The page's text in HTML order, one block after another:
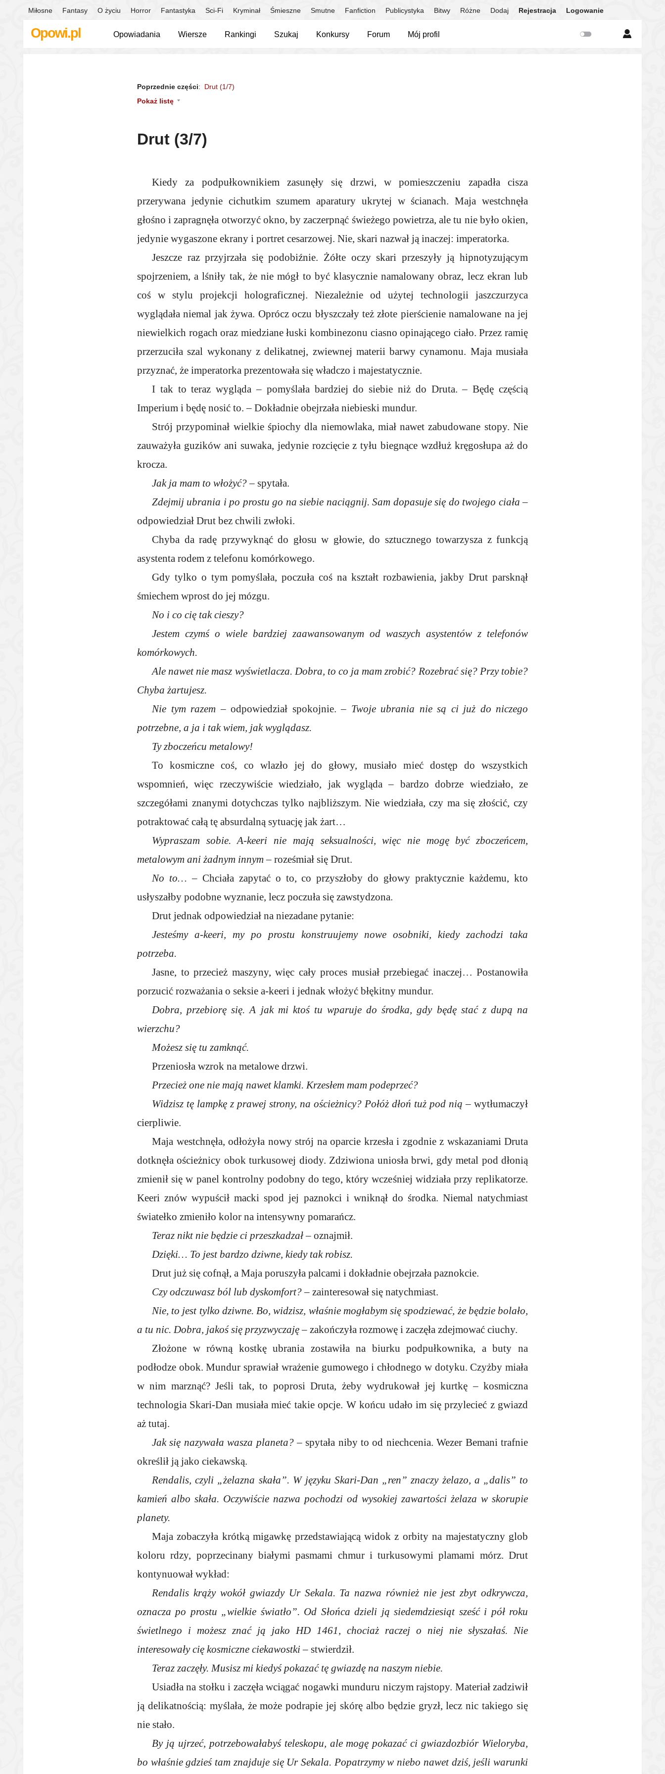
Miłosne Fantasy O życiu Horror Fantastyka Sci-Fi Kryminał Śmieszne Smutne Fanfiction Publicystyka Bitwy Różne Dodaj Rejestracja Logowanie
Opowi.pl Opowiadania Wiersze Rankingi Szukaj Konkursy Forum Mój profil
Poprzednie części: Drut (1/7)
Pokaż listę
Drut (3/7)
Kiedy za podpułkownikiem zasunęły się drzwi, w pomieszczeniu zapadła cisza
przerywana jedynie cichutkim szumem aparatury ukrytej w ścianach. Maja westchnęła
głośno i zapragnęła otworzyć okno, by zaczerpnąć świeżego powietrza, ale tu nie było okien,
jedynie wygaszone ekrany i portret cesarzowej. Nie, skari nazwał ją inaczej: imperatorka.
Jeszcze raz przyjrzała się podobiźnie. Żółte oczy skari przeszyły ją hipnotyzującym
spojrzeniem, a lśniły tak, że nie mógł to być klasycznie namalowany obraz, lecz ekran lub
coś w stylu projekcji holograficznej. Niezależnie od użytej technologii jaszczurzyca
wyglądała niemal jak żywa. Oprócz oczu błyszczały też złote pierścienie namalowane na jej
niewielkich rogach oraz miedziane łuski kombinezonu ciasno opinającego ciało. Przez ramię
przerzuciła szal wykonany z delikatnej, zwiewnej materii barwy cynamonu. Maja musiała
przyznać, że imperatorka prezentowała się władczo i majestatycznie.
I tak to teraz wygląda – pomyślała bardziej do siebie niż do Druta. – Będę częścią
Imperium i będę nosić to. – Dokładnie obejrzała niebieski mundur.
Strój przypominał wielkie śpiochy dla niemowlaka, miał nawet zabudowane stopy. Nie
zauważyła guzików ani suwaka, jedynie rozcięcie z tyłu biegnące wzdłuż kręgosłupa aż do
krocza.
Jak ja mam to włożyć?– spytała.
Zdejmij ubrania i po prostu go na siebie naciągnij. Sam dopasuje się do twojego ciała –
odpowiedział Drut bez chwili zwłoki.
Chyba da radę przywyknąć do głosu w głowie, do sztucznego towarzysza z funkcją
asystenta rodem z telefonu komórkowego.
Gdy tylko o tym pomyślała, poczuła coś na kształt rozbawienia, jakby Drut parsknął
śmiechem wprost do jej mózgu.
No i co cię tak cieszy?
Jestem czymś o wiele bardziej zaawansowanym od waszych asystentów z telefonów
komórkowych.
Ale nawet nie masz wyświetlacza. Dobra, to co ja mam zrobić? Rozebrać się? Przy tobie?
Chyba żartujesz.
Nie tym razem – odpowiedział spokojnie. – Twoje ubrania nie są ci już do niczego
potrzebne, a ja i tak wiem, jak wyglądasz.
Ty zboczeńcu metalowy!
To kosmiczne coś, co wlazło jej do głowy, musiało mieć dostęp do wszystkich
wspomnień, więc rzeczywiście wiedziało, jak wygląda – bardzo dobrze wiedziało, ze
szczegółami znanymi dotychczas tylko najbliższym. Nie wiedziała, czy ma się złościć, czy
potraktować całą tę absurdalną sytuację jak żart…
Wypraszam sobie. A-keeri nie mają seksualności, więc nie mogę być zboczeńcem,
metalowym ani żadnym innym– roześmiał się Drut.
No to… – Chciała zapytać o to, co przyszłoby do głowy praktycznie każdemu, kto
usłyszałby podobne wyznanie, lecz poczuła się zawstydzona.
Drut jednak odpowiedział na niezadane pytanie:
Jesteśmy a-keeri, my po prostu konstruujemy nowe osobniki, kiedy zachodzi taka
potrzeba.
Jasne, to przecież maszyny, więc cały proces musiał przebiegać inaczej… Postanowiła
porzucić rozważania o seksie a-keeri i jednak włożyć błękitny mundur.
Dobra, przebiorę się. A jak mi ktoś tu wparuje do środka, gdy będę stać z dupą na
wierzchu?
Możesz się tu zamknąć.
Przeniosła wzrok na metalowe drzwi.
Przecież one nie mają nawet klamki. Krzesłem mam podeprzeć?
Widzisz tę lampkę z prawej strony, na ościeżnicy? Połóż dłoń tuż pod nią – wytłumaczył
cierpliwie.
Maja westchnęła, odłożyła nowy strój na oparcie krzesła i zgodnie z wskazaniami Druta
dotknęła ościeżnicy obok turkusowej diody. Zdziwiona uniosła brwi, gdy metal pod dłonią
zmienił się w panel kontrolny podobny do tego, który wcześniej widziała przy replikatorze.
Keeri znów wypuścił macki spod jej paznokci i wniknął do środka. Niemal natychmiast
światełko zmieniło kolor na intensywny pomarańcz.
Teraz nikt nie będzie ci przeszkadzał– oznajmił.
Dzięki… To jest bardzo dziwne, kiedy tak robisz.
Drut już się cofnął, a Maja poruszyła palcami i dokładnie obejrzała paznokcie.
Czy odczuwasz ból lub dyskomfort?– zainteresował się natychmiast.
Nie, to jest tylko dziwne. Bo, widzisz, właśnie mogłabym się spodziewać, że będzie bolało,
a tu nic. Dobra, jakoś się przyzwyczaję– zakończyła rozmowę i zaczęła zdejmować ciuchy.
Złożone w równą kostkę ubrania zostawiła na biurku podpułkownika, a buty na
podłodze obok. Mundur sprawiał wrażenie gumowego i chłodnego w dotyku. Czyżby miała
w nim marznąć? Jeśli tak, to poprosi Druta, żeby wydrukował jej kurtkę – kosmiczna
technologia Skari-Dan musiała mieć takie opcje. W końcu udało im się przylecieć z gwiazd
aż tutaj.
Jak się nazywała wasza planeta?– spytała niby to od niechcenia. Wezer Bemani trafnie
określił ją jako ciekawską.
Rendalis, czyli „żelazna skała”. W języku Skari-Dan „ren” znaczy żelazo, a „dalis” to
kamień albo skała. Oczywiście nazwa pochodzi od wysokiej zawartości żelaza w skorupie
planety.
Maja zobaczyła krótką migawkę przedstawiającą widok z orbity na majestatyczny glob
koloru rdzy, poprzecinany białymi pasmami chmur i turkusowymi plamami mórz. Drut
kontynuował wykład:
Rendalis krąży wokół gwiazdy Ur Sekala. Ta nazwa również nie jest zbyt odkrywcza,
oznacza po prostu „wielkie światło”. Od Słońca dzieli ją siedemdziesiąt sześć i pół roku
świetlnego i możesz znać ją jako HD 1461, chociaż raczej o niej nie słyszałaś. Nie
interesowały cię kosmiczne ciekawostki – stwierdził.
Teraz zaczęły. Musisz mi kiedyś pokazać tę gwiazdę na naszym niebie.
Usiadła na stołku i zaczęła wciągać nogawki munduru niczym rajstopy. Materiał zadziwił
ją delikatnością: myślała, że może podrapie jej skórę albo będzie gryzł, lecz nic takiego się
nie stało.
By ją ujrzeć, potrzebowałabyś teleskopu, ale mogę pokazać ci gwiazdozbiór Wieloryba,
bo właśnie gdzieś tam znajduje się Ur Sekala. Popatrzymy w niebo nawet dziś, jeśli warunki